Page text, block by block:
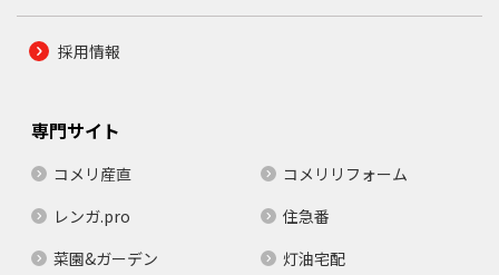
採用情報
専門サイト
コメリ産直
コメリリフォーム
レンガ.pro
住急番
菜園&ガーデン
灯油宅配